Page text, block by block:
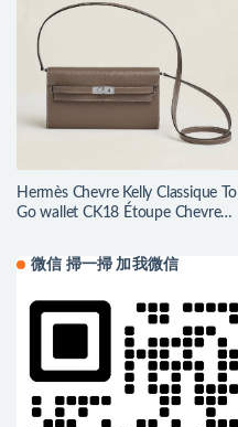
Hermès Chevre Kelly Classique To
Go wallet CK18 Étoupe Chevre
微信 掃一掃 加我微信